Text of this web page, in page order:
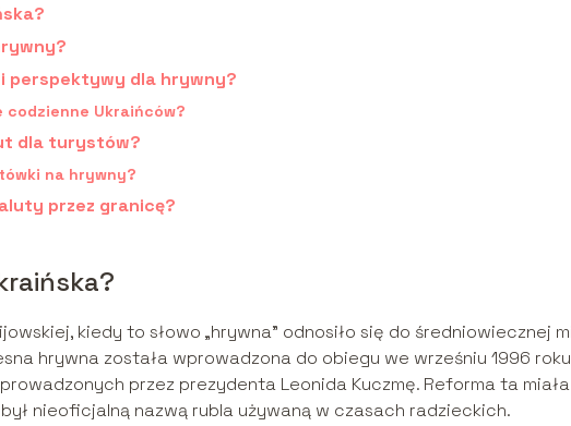
perspektywy dla hrywny?
codzienne Ukraińców?
dla turystów?
na hrywny?
przez granicę?
kiedy to słowo „hrywna” odnosiło się do średniowiecznej
hrywna została wprowadzona do obiegu we wrześniu 1996
przez prezydenta Leonida Kuczmę. Reforma ta
nieoficjalną nazwą rubla używaną w czasach radzieckich.